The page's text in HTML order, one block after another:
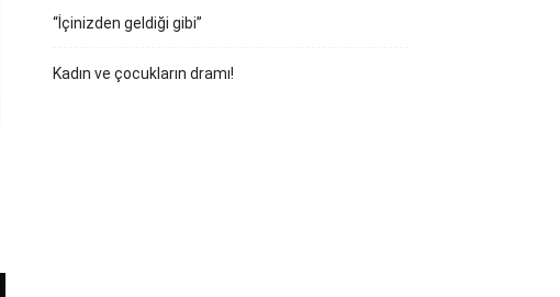
“İçinizden geldiği gibi”
Kadın ve çocukların dramı!